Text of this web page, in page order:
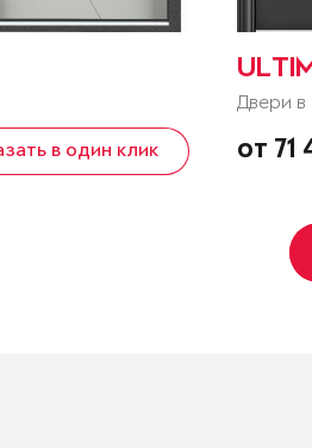
в один клик
Двери в
от 71